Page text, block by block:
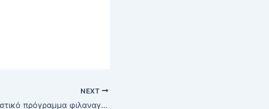
NEXT
Πολιτιστικό πρόγραμμα φιλαναγνωσίας “Βιβλιοεργαστήριο” 2015-2016